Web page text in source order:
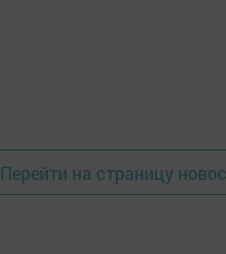
Перейти на страницу